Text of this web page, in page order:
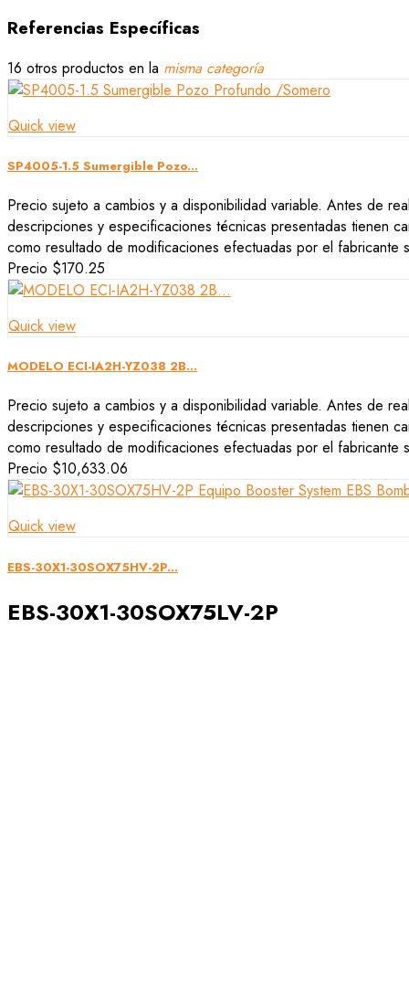
Referencias Específicas
16 otros productos en la misma categoría
Quick view
SP4005-1.5 Sumergible Pozo...
Precio sujeto a cambios y a disponibilidad variable. Antes de
descripciones y especificaciones técnicas presentadas tienen
como resultado de modificaciones efectuadas por el fabricante
Precio $170.25
Quick view
MODELO ECI-IA2H-YZ038 2B...
Precio sujeto a cambios y a disponibilidad variable. Antes de
descripciones y especificaciones técnicas presentadas tienen
como resultado de modificaciones efectuadas por el fabricante
Precio $10,633.06
Quick view
EBS-30X1-30SOX75HV-2P...
EBS-30X1-30SOX75LV-2P